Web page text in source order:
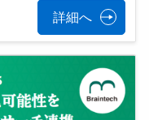
詳細へ